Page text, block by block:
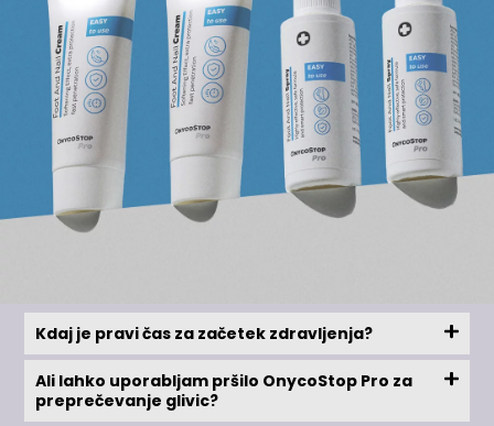
Kdaj je pravi čas za začetek zdravljenja?
Ali lahko uporabljam pršilo OnycoStop Pro za
preprečevanje glivic?